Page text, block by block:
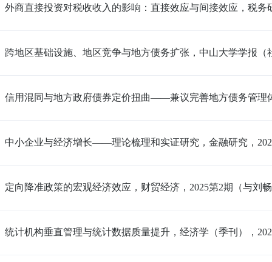
外商直接投资对税收收入的影响：直接效应与间接效应，税
跨地区基础设施、地区竞争与地方债务扩张，中山大学学报
信用混同与地方政府债券定价扭曲——兼议完善地方债务管理
中小企业与经济增长——理论梳理和实证研究，金融研究，
定向降准政策的宏观经济效应，财贸经济，2025第2期（与刘
统计机构垂直管理与统计数据质量提升，经济学（季刊），